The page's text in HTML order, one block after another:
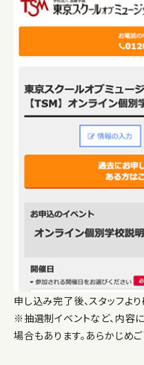
申し込み完了後、スタッフよ
※抽選制イベントなど、内容
場合もあります。あらかじめ